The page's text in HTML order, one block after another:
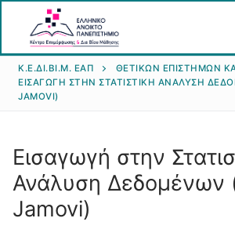
Αρχική
Κ.Ε.ΔΙ.ΒΙ.Μ.
Κ.Ε.ΔΙ.ΒΙ.Μ. ΕΑΠ
ΘΕΤΙΚΏΝ ΕΠΙΣΤΗΜΏΝ
ΕΙΣΑΓΩΓΉ ΣΤΗΝ ΣΤΑΤΙΣΤΙΚΉ ΑΝΆΛΥΣΗ
JAMOVI)
Εισαγωγή στην
Ανάλυση Δεδομένων
Jamovi)